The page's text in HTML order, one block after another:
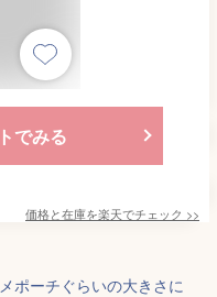
でみる
価格と在庫を楽天でチェック >>
ポーチぐらいの大きさに